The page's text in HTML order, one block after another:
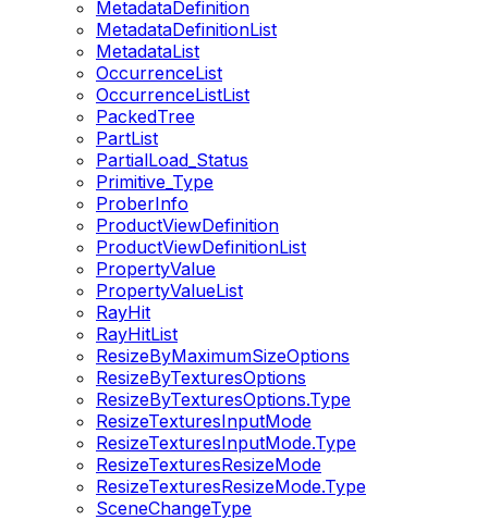
MetadataDefinition
MetadataDefinitionList
MetadataList
OccurrenceList
OccurrenceListList
PackedTree
PartList
PartialLoad_Status
Primitive_Type
ProberInfo
ProductViewDefinition
ProductViewDefinitionList
PropertyValue
PropertyValueList
RayHit
RayHitList
ResizeByMaximumSizeOptions
ResizeByTexturesOptions
ResizeByTexturesOptions.Type
ResizeTexturesInputMode
ResizeTexturesInputMode.Type
ResizeTexturesResizeMode
ResizeTexturesResizeMode.Type
SceneChangeType